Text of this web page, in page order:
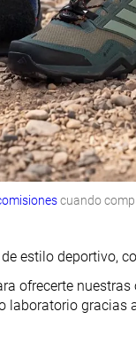
cuando
estilo deportivo,
ofrecerte